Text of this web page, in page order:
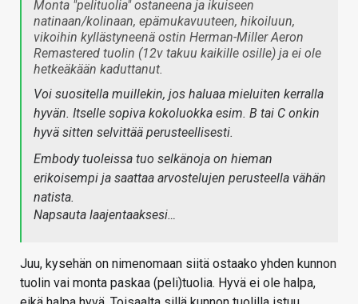
Monta "pelituolia" ostaneena ja ikuiseen
natinaan/kolinaan, epämukavuuteen, hikoiluun,
vikoihin kyllästyneenä ostin Herman-Miller Aeron
Remastered tuolin (12v takuu kaikille osille) ja ei ole
hetkeäkään kaduttanut.
Voi suositella muillekin, jos haluaa mieluiten kerralla
hyvän. Itselle sopiva kokoluokka esim. B tai C onkin
hyvä sitten selvittää perusteellisesti.
Embody tuoleissa tuo selkänoja on hieman
erikoisempi ja saattaa arvostelujen perusteella vähän
natista.
Napsauta laajentaaksesi…
Juu, kysehän on nimenomaan siitä ostaako yhden kunnon
tuolin vai monta paskaa (peli)tuolia. Hyvä ei ole halpa,